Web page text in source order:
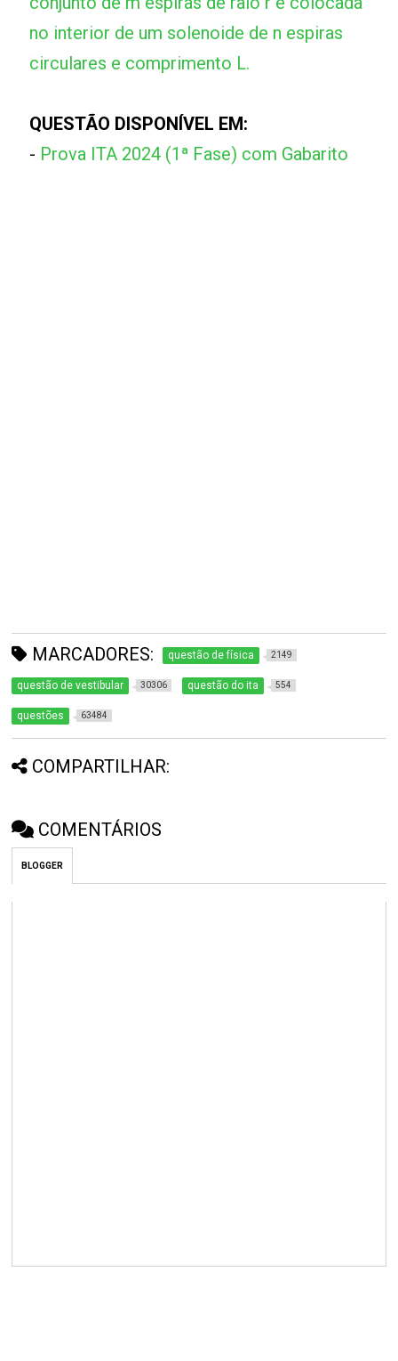
no interior de um solenoide de n espiras
circulares e comprimento L.
QUESTÃO DISPONÍVEL EM:
- Prova ITA 2024 (1ª Fase) com Gabarito
MARCADORES: questão de física 2149
questão de vestibular 30306 questão do ita 554
questões 63484
COMPARTILHAR:
COMENTÁRIOS
BLOGGER